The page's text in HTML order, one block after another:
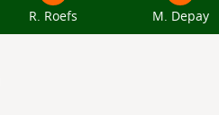
R. Roefs
M. Depay